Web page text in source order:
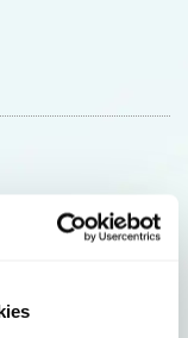
acties en tips